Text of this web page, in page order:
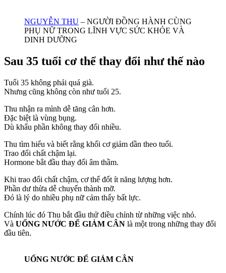
NGUYỄN THU – NGƯỜI ĐỒNG HÀNH CÙNG
PHỤ NỮ TRONG LĨNH VỰC SỨC KHỎE VÀ
DINH DƯỠNG
Sau 35 tuổi cơ thể thay đổi như thế nào
Tuổi 35 không phải quá già.
Nhưng cũng không còn như tuổi 25.
Thu nhận ra mình dễ tăng cân hơn.
Đặc biệt là vùng bụng.
Dù khẩu phần không thay đổi nhiều.
Thu tìm hiểu và biết rằng khối cơ giảm dần theo tuổi.
Trao đổi chất chậm lại.
Hormone bắt đầu thay đổi âm thầm.
Khi trao đổi chất chậm, cơ thể đốt ít năng lượng hơn.
Phần dư thừa dễ chuyển thành mỡ.
Đó là lý do nhiều phụ nữ cảm thấy bất lực.
Chính lúc đó Thu bắt đầu thử điều chỉnh từ những việc nhỏ.
Và UỐNG NƯỚC ĐỂ GIẢM CÂN là một trong những thay đổi
đầu tiên.
UỐNG NƯỚC ĐỂ GIẢM CÂN